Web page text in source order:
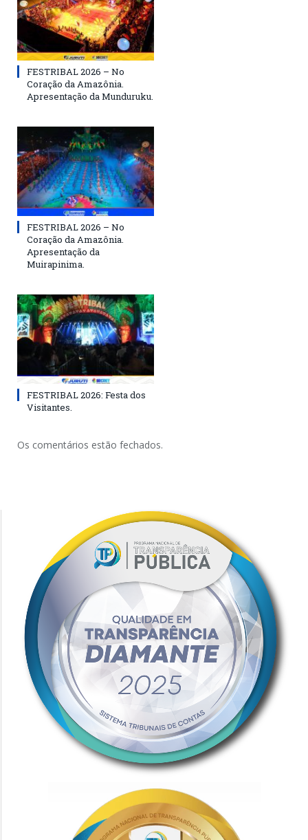
FESTRIBAL 2026 – No
Coração da Amazônia.
Apresentação da Munduruku.
FESTRIBAL 2026 – No
Coração da Amazônia.
Apresentação da
Muirapinima.
FESTRIBAL 2026: Festa dos
Visitantes.
Os comentários estão fechados.